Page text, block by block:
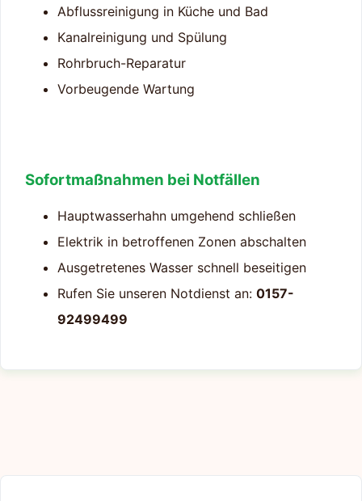
Abflussreinigung in Küche und Bad
Kanalreinigung und Spülung
Rohrbruch-Reparatur
Vorbeugende Wartung
Sofortmaßnahmen bei Notfällen
Hauptwasserhahn umgehend schließen
Elektrik in betroffenen Zonen abschalten
Ausgetretenes Wasser schnell beseitigen
Rufen Sie unseren Notdienst an: 0157-
92499499